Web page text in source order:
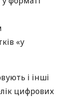
«у
і інші
цифрових